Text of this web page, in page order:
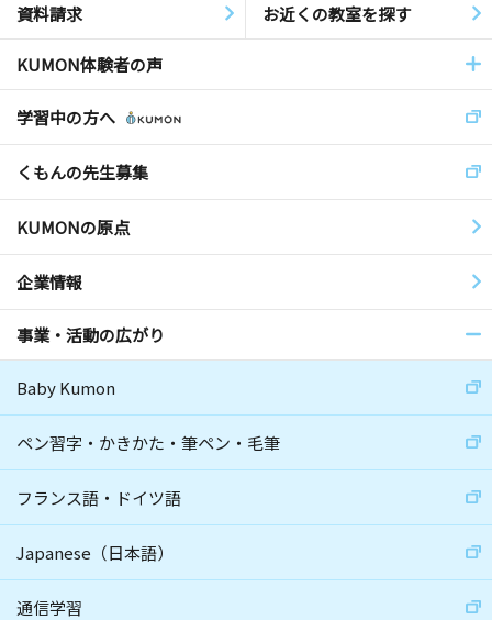
資料請求 お近くの教室を探す
KUMON体験者の声
学習中の方へ
くもんの先生募集
KUMONの原点
企業情報
事業・活動の広がり
Baby Kumon
ペン習字・かきかた・筆ペン・毛筆
フランス語・ドイツ語
Japanese（日本語）
通信学習